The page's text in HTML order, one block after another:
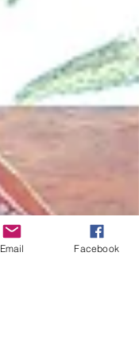
Email Facebook